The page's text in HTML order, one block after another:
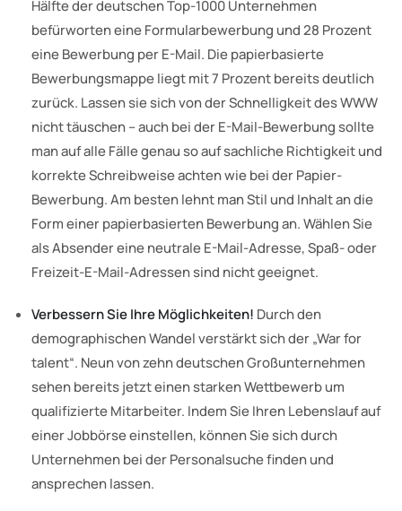
Hälfte der deutschen Top-1000 Unternehmen
befürworten eine Formularbewerbung und 28 Prozent
eine Bewerbung per E-Mail. Die papierbasierte
Bewerbungsmappe liegt mit 7 Prozent bereits deutlich
zurück. Lassen sie sich von der Schnelligkeit des WWW
nicht täuschen – auch bei der E-Mail-Bewerbung sollte
man auf alle Fälle genau so auf sachliche Richtigkeit und
korrekte Schreibweise achten wie bei der Papier-
Bewerbung. Am besten lehnt man Stil und Inhalt an die
Form einer papierbasierten Bewerbung an. Wählen Sie
als Absender eine neutrale E-Mail-Adresse, Spaß- oder
Freizeit-E-Mail-Adressen sind nicht geeignet.
Verbessern Sie Ihre Möglichkeiten! Durch den
demographischen Wandel verstärkt sich der „War for
talent“. Neun von zehn deutschen Großunternehmen
sehen bereits jetzt einen starken Wettbewerb um
qualifizierte Mitarbeiter. Indem Sie Ihren Lebenslauf auf
einer Jobbörse einstellen, können Sie sich durch
Unternehmen bei der Personalsuche finden und
ansprechen lassen.